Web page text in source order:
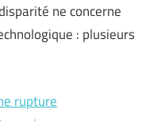
ne concerne
: plusieurs
rupture